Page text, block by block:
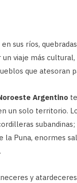
sus ríos,
viaje más
que atesoran
Argentino
un solo territorio.
Puna, enormes
y